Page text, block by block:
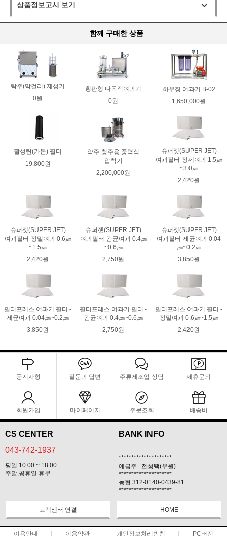
상품정보고시 보기
함께 구매한 상품
탁주(막걸리) 제성기
0원
횡판형 다목적여과기
0원
하우징 여과기 B-02
1,650,000원
활성탄(카본) 필터
19,800원
약주-청주용 중력식
압착기
2,200,000원
슈퍼젯(SUPER JET)
여과필터-정제여과 1.5㎛
~3.0㎛
2,420원
슈퍼젯(SUPER JET)
여과필터-정밀여과 0.6㎛
~1.5㎛
2,420원
슈퍼젯(SUPER JET)
여과필터-감균여과 0.4㎛
~0.6㎛
2,750원
슈퍼젯(SUPER JET)
여과필터-제균여과 0.04
㎛~0.2㎛
3,850원
필터프레스 여과기 필터 -
제균여과 0.04㎛~0.2㎛
3,850원
필터프레스 여과기 필터 -
감균여과 0.4㎛~0.6㎛
2,750원
필터프레스 여과기 필터 -
정밀여과 0.6㎛~1.5㎛
2,420원
공지사항 질문과 답변 주류제조업 상담 제휴문의
회원가입 마이페이지 주문조회 배송비
CS CENTER
043-742-1937
평일 10:00 ~ 18:00
주말,공휴일 휴무
BANK INFO
*********************
예금주 : 전성택(우원)
*********************
농협 312-0140-0439-81
*********************
고객센터 연결 HOME
이용안내 이용약관 개인정보처리방침 PC버전